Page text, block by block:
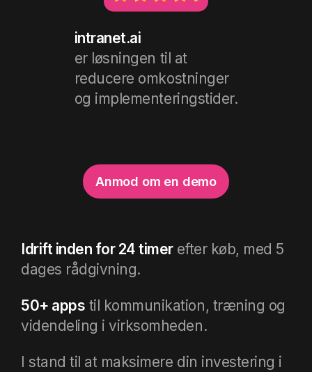
intranet.ai
er løsningen til at
reducere omkostninger
og implementeringstider.
Anmod om en demo
Idrift inden for 24 timer efter køb, med 5
dages rådgivning.
50+ apps til kommunikation, træning og
videndeling i virksomheden.
I stand til at maksimere din investering i